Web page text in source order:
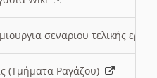
σεναριου τελικής
(Τμήματα Ραγάζου)